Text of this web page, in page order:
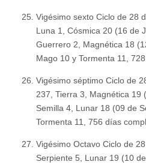
Vigésimo sexto Ciclo de 28
Luna 1, Cósmica 20 (16 de
Guerrero 2, Magnética 18
Mago 10 y Tormenta 11,
Vigésimo séptimo Ciclo de
237, Tierra 3, Magnética 19
Semilla 4, Lunar 18 (09 de
Tormenta 11, 756 días
Vigésimo Octavo Ciclo de
Serpiente 5, Lunar 19 (10